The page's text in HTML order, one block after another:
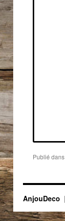
Publié dans
AnjouDeco